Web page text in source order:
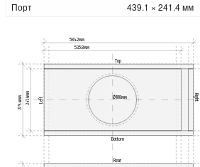
Порт
439.1 × 241.4 мм
Ø188мм
584.2мм
535.8мм
279.4мм 241.4мм
Top
Bottom
Rear
Left Right